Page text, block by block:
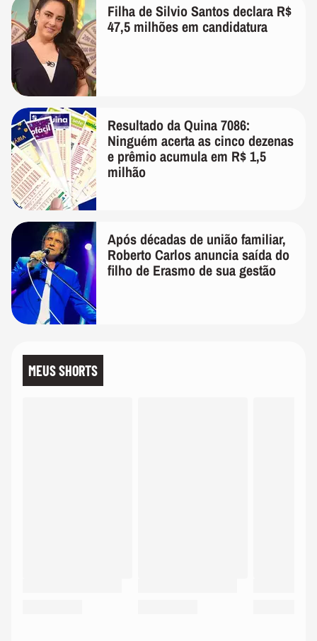
Filha de Silvio Santos declara R$
47,5 milhões em candidatura
Resultado da Quina 7086:
Ninguém acerta as cinco dezenas
e prêmio acumula em R$ 1,5
milhão
Após décadas de união familiar,
Roberto Carlos anuncia saída do
filho de Erasmo de sua gestão
MEUS SHORTS